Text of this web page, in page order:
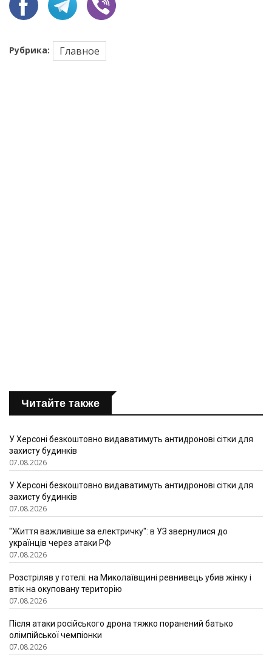
Рубрика: Главное
Читайте также
У Херсоні безкоштовно видаватимуть антидронові сітки для
захисту будинків
07.08.2026
У Херсоні безкоштовно видаватимуть антидронові сітки для
захисту будинків
07.08.2026
"Життя важливіше за електричку": в УЗ звернулися до
українців через атаки РФ
07.08.2026
Розстріляв у готелі: на Миколаївщині ревнивець убив жінку і
втік на окуповану територію
07.08.2026
Після атаки російського дрона тяжко поранений батько
олімпійської чемпіонки
07.08.2026